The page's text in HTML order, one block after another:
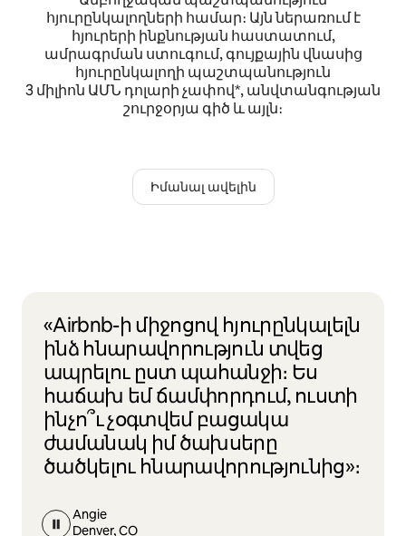
հյուրընկալողների համար։ Այն ներառում է
հյուրերի ինքնության հաստատում,
ամրագրման ստուգում, գույքային վնասից
հյուրընկալողի պաշտպանություն
3 միլիոն ԱՄՆ դոլարի չափով*, անվտանգության
շուրջօրյա գիծ և այլն։
Իմանալ ավելին
«Airbnb-ի միջոցով հյուրընկալելն
ինձ հնարավորություն տվեց
ապրելու ըստ պահանջի։ Ես
հաճախ եմ ճամփորդում, ուստի
ինչո՞ւ չօգտվեմ բացակա
ժամանակ իմ ծախսերը
ծածկելու հնարավորությունից»։
Angie
Denver, CO